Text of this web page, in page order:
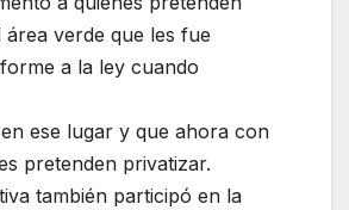
verde que les fue
a la ley cuando
ese lugar y que ahora con
pretenden privatizar.
también participó en la